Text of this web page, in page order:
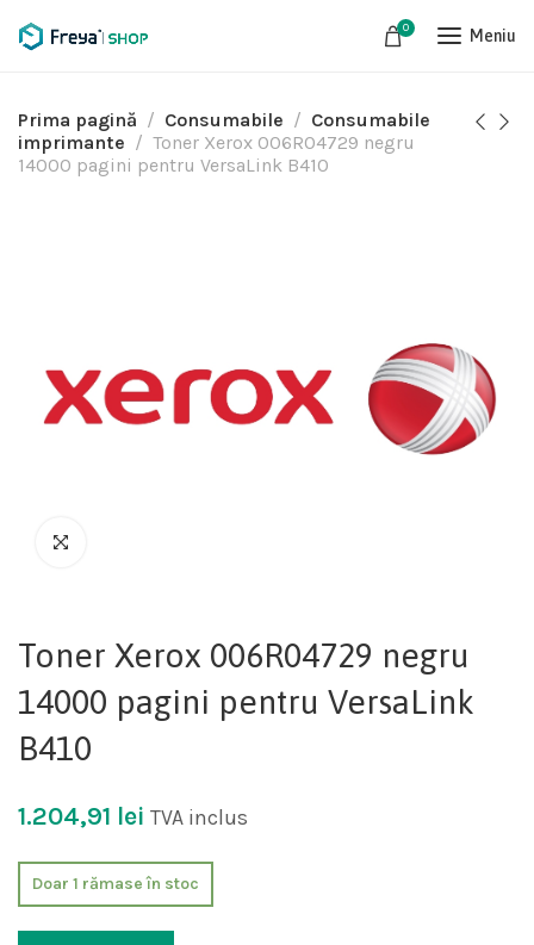
0 Meniu
Prima pagină Consumabile
Consumabile
imprimante
Toner Xerox 006R04729 negru
14000 pagini pentru VersaLink B410
Toner Xerox 006R04729 negru
14000 pagini pentru VersaLink
B410
1.204,91 lei TVA inclus
Doar 1 rămase în stoc